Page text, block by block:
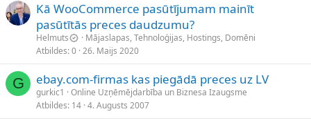
Kā WooCommerce pasūtījumam mainīt
pasūtītās preces daudzumu?
Helmuts
Mājaslapas, Tehnoloģijas, Hostings, Domēni
Atbildes 0 26. Maijs 2020
G ebay.com-firmas kas piegādā preces uz LV
gurkic1
Online Uzņēmējdarbība un Biznesa Izaugsme
Atbildes 14 4. Augusts 2007